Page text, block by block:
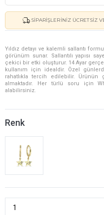
SIPARIŞLERINIZ ÜCRETSIZ
Yıldız detayı ve kalemli sallantı
görünüm sunar. Sallantılı yapısı
çekici bir etki oluşturur. 14 Ayar
kullanım için idealdir. Özel
rahatlıkla tercih edilebilir. Ürünün
almaktadır. Her türlü soru için
alabilirsiniz.
Renk